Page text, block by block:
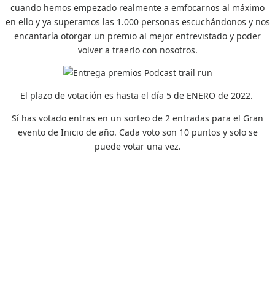
cuando hemos empezado realmente a emfocarnos al máximo
en ello y ya superamos las 1.000 personas escuchándonos y nos
encantaría otorgar un premio al mejor entrevistado y poder
volver a traerlo con nosotros.
El plazo de votación es hasta el día 5 de ENERO de 2022.
Sí has votado entras en un sorteo de 2 entradas para el Gran
evento de Inicio de año. Cada voto son 10 puntos y solo se
puede votar una vez.